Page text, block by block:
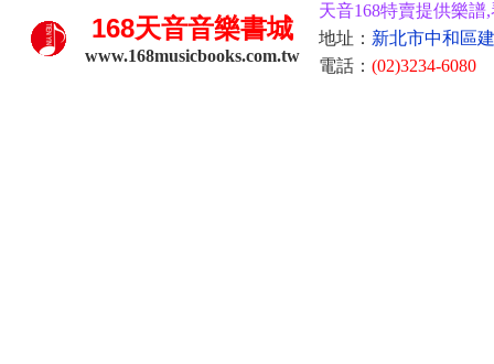
168天音音樂書城
www.168musicbooks.com.tw
天音168特賣提供樂
地址： 新北市中和區
電話： (02)3234-6080